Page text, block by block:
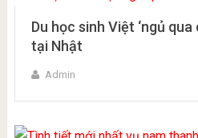
Du học sinh Việt ‘ngủ
tại Nhật
Admin